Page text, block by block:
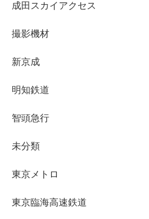
成田スカイアクセス
撮影機材
新京成
明知鉄道
智頭急行
未分類
東京メトロ
東京臨海高速鉄道